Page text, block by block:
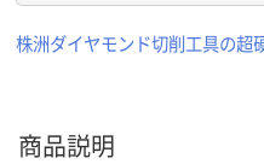
株洲ダイヤモンド切削工具の超
商品説明